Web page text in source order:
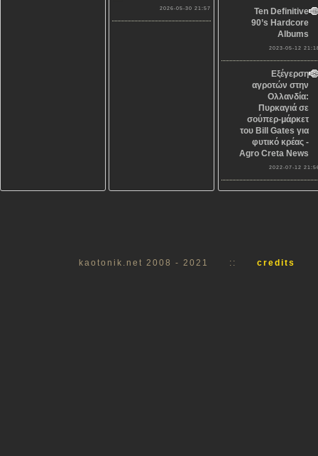
2026-05-30 21:57
Ten Definitive
90’s Hardcore
Albums
2023-05-12
Εξέγερση
αγροτών στην
Ολλανδία:
Πυρκαγιά σε
σούπερ-μάρκετ
του Bill Gates για
φυτικό κρέας -
Agro Creta News
2022-07-12
kaotonik.net 2008 - 2021 :: credits